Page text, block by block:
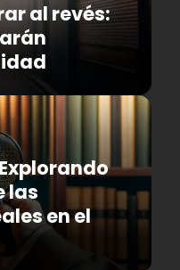
al revés:
las
en el